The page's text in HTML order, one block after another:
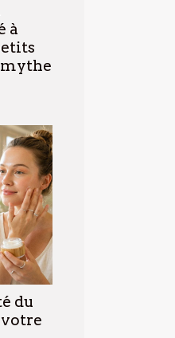
à
mythe
du